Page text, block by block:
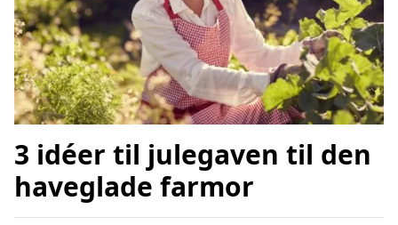
3 idéer til julegaven til den
haveglade farmor